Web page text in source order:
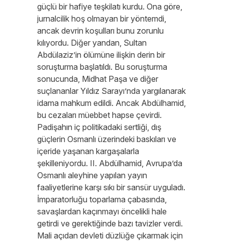
güçlü bir hafiye teşkilatı kurdu. Ona göre,
jurnalcilik hoş olmayan bir yöntemdi,
ancak devrin koşulları bunu zorunlu
kılıyordu. Diğer yandan, Sultan
Abdülaziz’in ölümüne ilişkin derin bir
soruşturma başlatıldı. Bu soruşturma
sonucunda, Midhat Paşa ve diğer
suçlananlar Yıldız Sarayı’nda yargılanarak
idama mahkum edildi. Ancak Abdülhamid,
bu cezaları müebbet hapse çevirdi.
Padişahın iç politikadaki sertliği, dış
güçlerin Osmanlı üzerindeki baskıları ve
içeride yaşanan kargaşalarla
şekilleniyordu. II. Abdülhamid, Avrupa’da
Osmanlı aleyhine yapılan yayın
faaliyetlerine karşı sıkı bir sansür uyguladı.
İmparatorluğu toparlama çabasında,
savaşlardan kaçınmayı öncelikli hale
getirdi ve gerektiğinde bazı tavizler verdi.
Mali açıdan devleti düzlüğe çıkarmak için